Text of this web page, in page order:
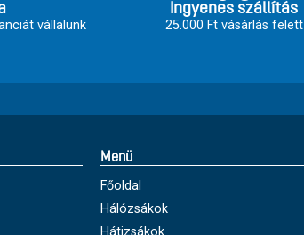
vállalunk
Ingyenes szállítás
25.000 Ft vásárlás felett
Menü
Főoldal
Hálózsákok